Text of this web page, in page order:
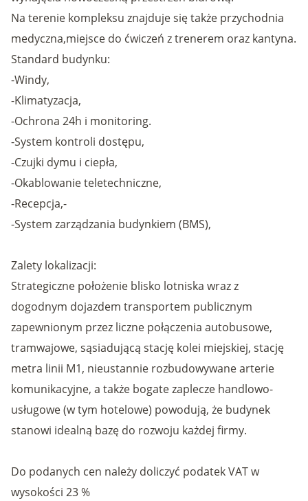
Na terenie kompleksu znajduje się także przychodnia
medyczna,miejsce do ćwiczeń z trenerem oraz kantyna.
Standard budynku:
-Windy,
-Klimatyzacja,
-Ochrona 24h i monitoring.
-System kontroli dostępu,
-Czujki dymu i ciepła,
-Okablowanie teletechniczne,
-Recepcja,-
-System zarządzania budynkiem (BMS),
Zalety lokalizacji:
Strategiczne położenie blisko lotniska wraz z
dogodnym dojazdem transportem publicznym
zapewnionym przez liczne połączenia autobusowe,
tramwajowe, sąsiadującą stację kolei miejskiej, stację
metra linii M1, nieustannie rozbudowywane arterie
komunikacyjne, a także bogate zaplecze handlowo-
usługowe (w tym hotelowe) powodują, że budynek
stanowi idealną bazę do rozwoju każdej firmy.
Do podanych cen należy doliczyć podatek VAT w
wysokości 23 %